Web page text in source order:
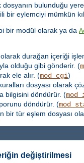
bulunduğu
eylemciyi mümkün
bir modül olarak ya da
olarak durağan içeriği
olduğu gibi gönderir. (
ele alır. (mod_cgi)
dosyası olarak
bilgisini döndürür. (
döndürür. (
bir tür eşlem dosyası
değiştirilmesi